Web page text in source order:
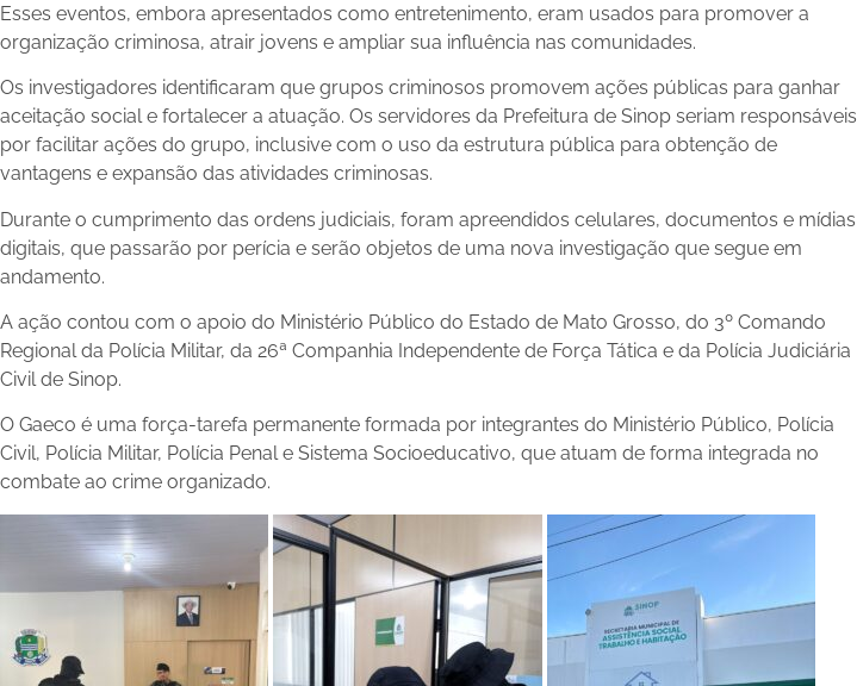
Esses eventos, embora apresentados como entretenimento, eram usados para promover a
organização criminosa, atrair jovens e ampliar sua influência nas comunidades.
Os investigadores identificaram que grupos criminosos promovem ações públicas para ganhar
aceitação social e fortalecer a atuação. Os servidores da Prefeitura de Sinop seriam responsáveis
por facilitar ações do grupo, inclusive com o uso da estrutura pública para obtenção de
vantagens e expansão das atividades criminosas.
Durante o cumprimento das ordens judiciais, foram apreendidos celulares, documentos e mídias
digitais, que passarão por perícia e serão objetos de uma nova investigação que segue em
andamento.
A ação contou com o apoio do Ministério Público do Estado de Mato Grosso, do 3º Comando
Regional da Polícia Militar, da 26ª Companhia Independente de Força Tática e da Polícia Judiciária
Civil de Sinop.
O Gaeco é uma força-tarefa permanente formada por integrantes do Ministério Público, Polícia
Civil, Polícia Militar, Polícia Penal e Sistema Socioeducativo, que atuam de forma integrada no
combate ao crime organizado.